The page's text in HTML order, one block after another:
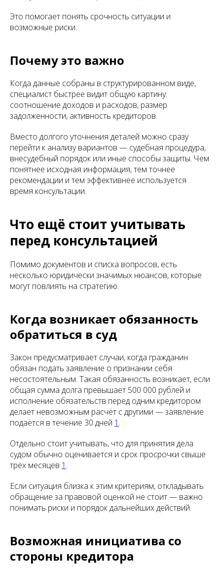
Это помогает понять срочность ситуации и
возможные риски.
Почему это важно
Когда данные собраны в структурированном виде,
специалист быстрее видит общую картину:
соотношение доходов и расходов, размер
задолженности, активность кредиторов.
Вместо долгого уточнения деталей можно сразу
перейти к анализу вариантов — судебная процедура,
внесудебный порядок или иные способы защиты. Чем
понятнее исходная информация, тем точнее
рекомендации и тем эффективнее используется
время консультации.
Что ещё стоит учитывать
перед консультацией
Помимо документов и списка вопросов, есть
несколько юридически значимых нюансов, которые
могут повлиять на стратегию.
Когда возникает обязанность
обратиться в суд
Закон предусматривает случаи, когда гражданин
обязан подать заявление о признании себя
несостоятельным. Такая обязанность возникает, если
общая сумма долга превышает 500 000 рублей и
исполнение обязательств перед одним кредитором
делает невозможным расчёт с другими — заявление
подаётся в течение 30 дней 1 .
Отдельно стоит учитывать, что для принятия дела
судом обычно оценивается и срок просрочки свыше
трёх месяцев 1 .
Если ситуация близка к этим критериям, откладывать
обращение за правовой оценкой не стоит — важно
понимать риски и порядок дальнейших действий.
Возможная инициатива со
стороны кредитора